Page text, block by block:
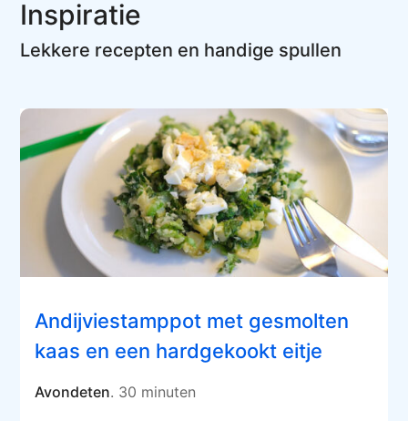
Inspiratie
Lekkere recepten en handige spullen
Andijviestamppot met gesmolten
kaas en een hardgekookt eitje
Avondeten. 30 minuten